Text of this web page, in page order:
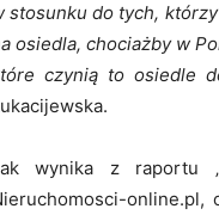
stosunku do tych,
osiedla, chociażby w
czynią to osiedle
wynika z raportu
online.pl,